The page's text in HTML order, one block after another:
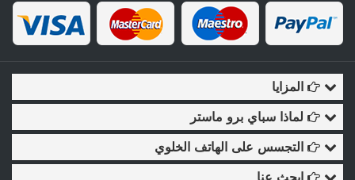
المزايا
لماذا سباي برو ماستر
التجسس على الهاتف الخلوي
ابحث عنا